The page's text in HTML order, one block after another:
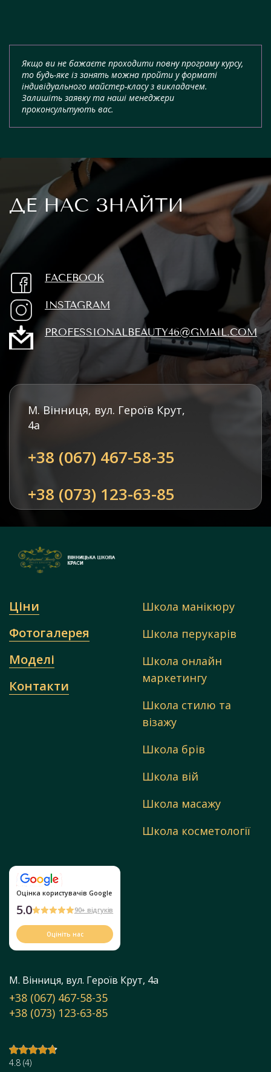
Якщо ви не бажаєте проходити повну програму курсу,
то будь-яке із занять можна пройти у форматі
індивідуального майстер-класу з викладачем.
Залишіть заявку та наші менеджери
проконсультують вас.
ДЕ НАС ЗНАЙТИ
М. Вінниця, вул. Героїв Крут,
4а
+38 (067) 467-58-35
+38 (073) 123-63-85
FACEBOOK
INSTAGRAM
PROFESSIONALBEAUTY46@GMAIL.COM
Ціни
Фотогалерея
Моделі
Контакти
Школа манікюру
Школа перукарів
Школа онлайн
маркетингу
Школа стилю та
візажу
Школа брів
Школа вій
Школа масажу
Школа косметології
Оцінка користувачів Google
5.0 90+ відгуків
Оцініть нас
М. Вінниця, вул. Героїв Крут, 4а
+38 (067) 467-58-35
+38 (073) 123-63-85
4.8 (4)